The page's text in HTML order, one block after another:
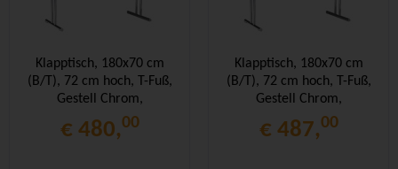
Klapptisch, 180x70 cm
(B/T), 72 cm hoch, T-Fuß,
Gestell Chrom,
Stahlzarge,
€ 480,00
Klapptisch, 180x70 cm
(B/T), 72 cm hoch, T-Fuß,
Gestell Chrom,
Stahlzarge,
€ 487,00